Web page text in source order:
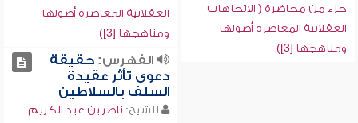
جزء من محاضرة ( الاتجاهات
العقلانية المعاصرة أصولها
ومناهجها [3])
العقلانية المعاصرة أصولها
ومناهجها [3])
الفهرس:حقيقة
دعوى تأثر عقيدة
السلف بالسلاطين
للشيخ: ناصر بن عبد الكريم